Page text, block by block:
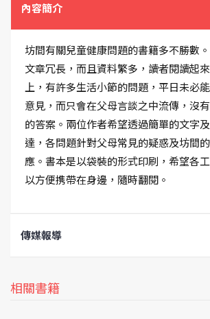
內容簡介
坊間有關兒童健康問題的書籍多不勝數
文章冗長，而且資料繁多，讀者閱讀起
上，有許多生活小節的問題，平日未必
意見，而只會在父母言談之中流傳，沒
的答案。兩位作者希望透過簡單的文字
達，各問題針對父母常見的疑惑及坊間
應。書本是以袋裝的形式印刷，希望各
以方便携帶在身邊，隨時翻閱。
傳媒報導
相關書籍